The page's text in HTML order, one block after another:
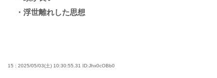
・浮世離れした思想
15 : 2025/05/03(土) 10:30:55.31 ID:Jhx0cOBb0